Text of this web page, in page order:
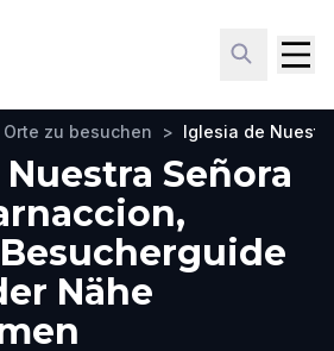
Orte zu besuchen > Iglesia de
Señora
Nähe